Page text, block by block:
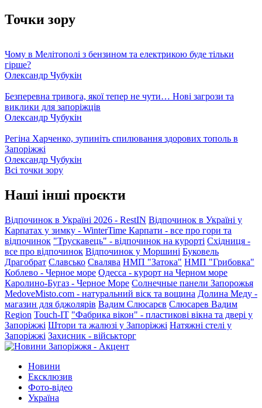
Точки зору
Чому в Мелітополі з бензином та електрикою буде тільки
гірше?
Олександр Чубукін
Безперевна тривога, якої тепер не чути… Нові загрози та
виклики для запоріжців
Олександр Чубукін
Регіна Харченко, зупиніть спилювання здорових тополь в
Запоріжжі
Олександр Чубукін
Всі точки зору
Наші інші проєкти
Відпочинок в Україні 2026 - RestIN Відпочинок в Україні у
Карпатах у зимку - WinterTime Карпати - все про гори та
відпочинок "Трускавець" - відпочинок на курорті Східниця -
все про відпочинок Відпочинок у Моршині Буковель
Драгобрат Славсько Свалява НМП "Затока" НМП "Грибовка"
Коблево - Черное море Одесса - курорт на Черном море
Каролино-Бугаз - Черное Море Солнечные панели Запорожья
MedoveMisto.com - натуральний віск та вощина Долина Меду -
магазин для бджолярів Вадим Слюсарєв Слюсарев Вадим
Region Touch-IT "Фабрика вікон" - пластикові вікна та двері у
Запоріжжі Штори та жалюзі у Запоріжжі Натяжні стелі у
Запоріжжі Захисник - військторг
Новини
Ексклюзив
Фото-відео
Україна